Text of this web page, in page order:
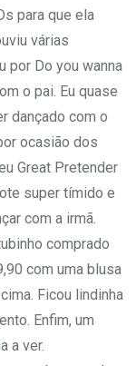
para que ela
várias
por Do you wanna
o pai. Eu quase
dançado com o
ocasião dos
Great Pretender
super tímido e
com a irmã.
comprado
com uma blusa
Ficou lindinha
Enfim, um
a ver.